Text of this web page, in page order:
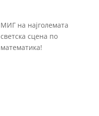
МИГ на најголемата
светска сцена по
математика!